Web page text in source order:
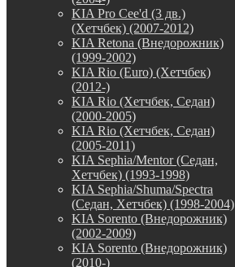
KIA Pro Cee'd (3 дв.)
(Хетчбек) (2007-2012)
KIA Retona (Внедорожник)
(1999-2002)
KIA Rio (Euro) (Хетчбек)
(2012-)
KIA Rio (Хетчбек, Седан)
(2000-2005)
KIA Rio (Хетчбек, Седан)
(2005-2011)
KIA Sephia/Mentor (Седан,
Хетчбек) (1993-1998)
KIA Sephia/Shuma/Spectra
(Седан, Хетчбек) (1998-2004)
KIA Sorento (Внедорожник)
(2002-2009)
KIA Sorento (Внедорожник)
(2010-)